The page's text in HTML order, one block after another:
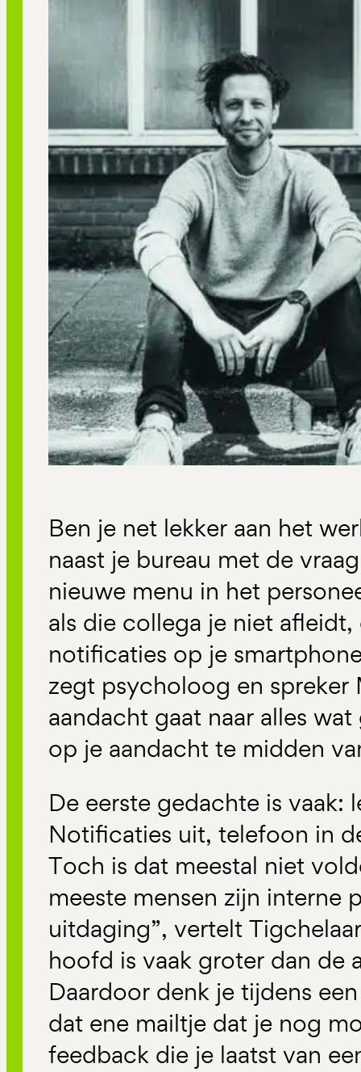
Ben je net lekker aan het
naast je bureau met de
nieuwe menu in het
als die collega je niet
notificaties op je
zegt psycholoog en spreker
aandacht gaat naar alles
op je aandacht te midden
De eerste gedachte is
Notificaties uit, telefoon in
Toch is dat meestal niet
meeste mensen zijn interne
uitdaging”, vertelt
hoofd is vaak groter dan de
Daardoor denk je tijdens
dat ene mailtje dat je nog
feedback die je laatst van